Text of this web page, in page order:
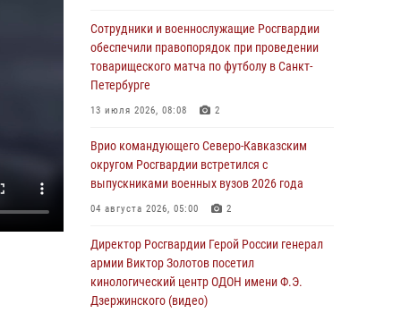
05 августа 2026, 14:30 3
При содействии спецназа Росгвардии
задержаны подозреваемые в организации
незаконной миграции в Подмосковье (видео)
В Великом Новгороде СОБР Росгвардии
оказал содействие в задержании
подозреваемых в причинении
05 августа 2026, 13:53
Формулу безопасности показал спецназ
Росгвардии юным динамовцам
Сотрудники и военнослужащие Росгвардии
обеспечили правопорядок при проведении
товарищеского матча по футболу в Санкт-
Петербурге
13 июля 2026, 08:08 2
Врио командующего Северо-Кавказским
округом Росгвардии встретился с
выпускниками военных вузов 2026 года
04 августа 2026, 05:00 2
Директор Росгвардии Герой России генерал
армии Виктор Золотов посетил
кинологический центр ОДОН имени Ф.Э.
Дзержинского (видео)